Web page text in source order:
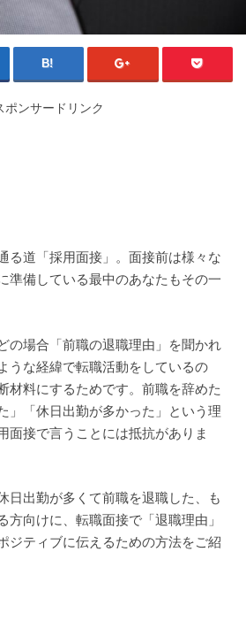
ポンサードリンク
る道「採用面接」。面接前は様々な
準備している最中のあなたもその一
の場合「前職の退職理由」を聞かれ
うな経緯で転職活動をしているの
材料にするためです。前職を辞めた
」「休日出勤が多かった」という理
面接で言うことには抵抗がありま
日出勤が多くて前職を退職した、も
方向けに、転職面接で「退職理由」
ジティブに伝えるための方法をご紹